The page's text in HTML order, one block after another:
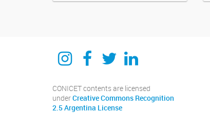
Instagram
Facebook
TwitterLinkedin
CONICET contents are licensed
underCreative Commons Recognition
2.5 Argentina License